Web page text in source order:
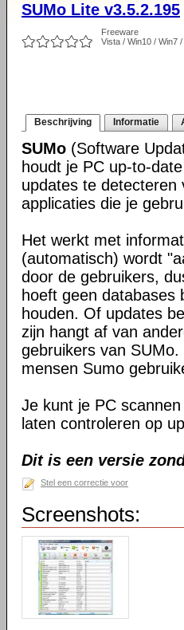
SUMo Lite v3.5.2.195
Freeware
Vista / Win10 / Win7
Beschrijving Informatie
SUMo (Software
houdt je PC up-to-
updates te detecteren
applicaties die je
Het werkt met
(automatisch) wordt
door de gebruikers,
hoeft geen databases
houden. Of updates
zijn hangt af van
gebruikers van
mensen Sumo
Je kunt je PC
laten controleren op
Dit is een versie
Stel een correctie voor
Screenshots: